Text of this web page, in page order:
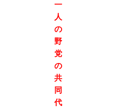
一
人
の
野
党
の
共
同
代